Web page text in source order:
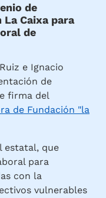
de
Caixa para
de
e Ignacio
de
firma del
de Fundación "la
estatal, que
para
con la
vulnerables